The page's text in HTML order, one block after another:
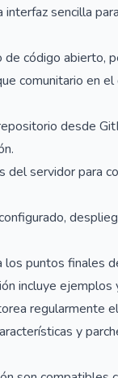
sencilla
código abierto,
comunitario en
desde
del servidor para
los puntos finales
incluye ejemplos
regularmente
y